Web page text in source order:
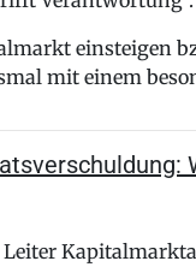
einsteigen
mit einem